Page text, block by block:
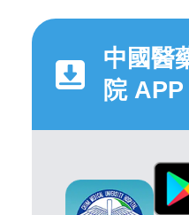
中國醫
院 APP